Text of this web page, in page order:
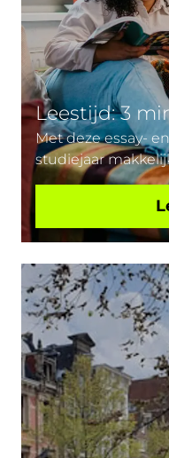
Met deze essay-
studiejaar
Leestijd: 3